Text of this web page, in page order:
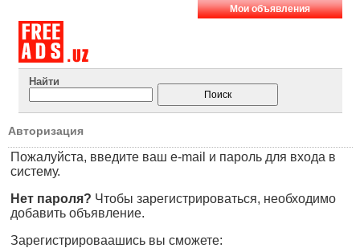
Мои объявления
Найти
Авторизация
Пожалуйста, введите ваш e-mail и пароль для входа в
систему.
Нет пароля? Чтобы зарегистрироваться, необходимо
добавить объявление.
Зарегистрироваашись вы сможете: